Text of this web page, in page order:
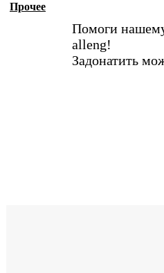
Прочее
Помоги
alleng!
Задонатить